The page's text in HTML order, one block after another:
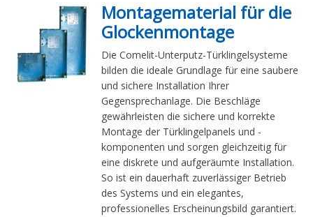
Montagematerial für die
Glockenmontage
Die Comelit-Unterputz-Türklingelsysteme
bilden die ideale Grundlage für eine saubere
und sichere Installation Ihrer
Gegensprechanlage. Die Beschläge
gewährleisten die sichere und korrekte
Montage der Türklingelpanels und -
komponenten und sorgen gleichzeitig für
eine diskrete und aufgeräumte Installation.
So ist ein dauerhaft zuverlässiger Betrieb
des Systems und ein elegantes,
professionelles Erscheinungsbild garantiert.